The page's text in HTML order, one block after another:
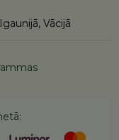
Vācijā